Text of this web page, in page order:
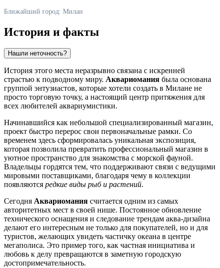
Ближайший город: Милан
История и факты
Нашли неточность?
История этого места неразрывно связана с искренней
страстью к подводному миру. Аквариомания была основана
группой энтузиастов, которые хотели создать в Милане не
просто торговую точку, а настоящий центр притяжения для
всех любителей аквариумистики.
Начинавшийся как небольшой специализированный магазин,
проект быстро перерос свои первоначальные рамки. Со
временем здесь сформировалась уникальная экспозиция,
которая позволила превратить профессиональный магазин в
уютное пространство для знакомства с морской фауной.
Владельцы гордятся тем, что поддерживают связи с ведущими
мировыми поставщиками, благодаря чему в коллекции
появляются редкие виды рыб и растений.
Сегодня Аквариомания считается одним из самых
авторитетных мест в своей нише. Постоянное обновление
технического оснащения и следование трендам аква-дизайна
делают его интересным не только для покупателей, но и для
туристов, желающих увидеть частичку океана в центре
мегаполиса. Это пример того, как частная инициатива и
любовь к делу превращаются в заметную городскую
достопримечательность.